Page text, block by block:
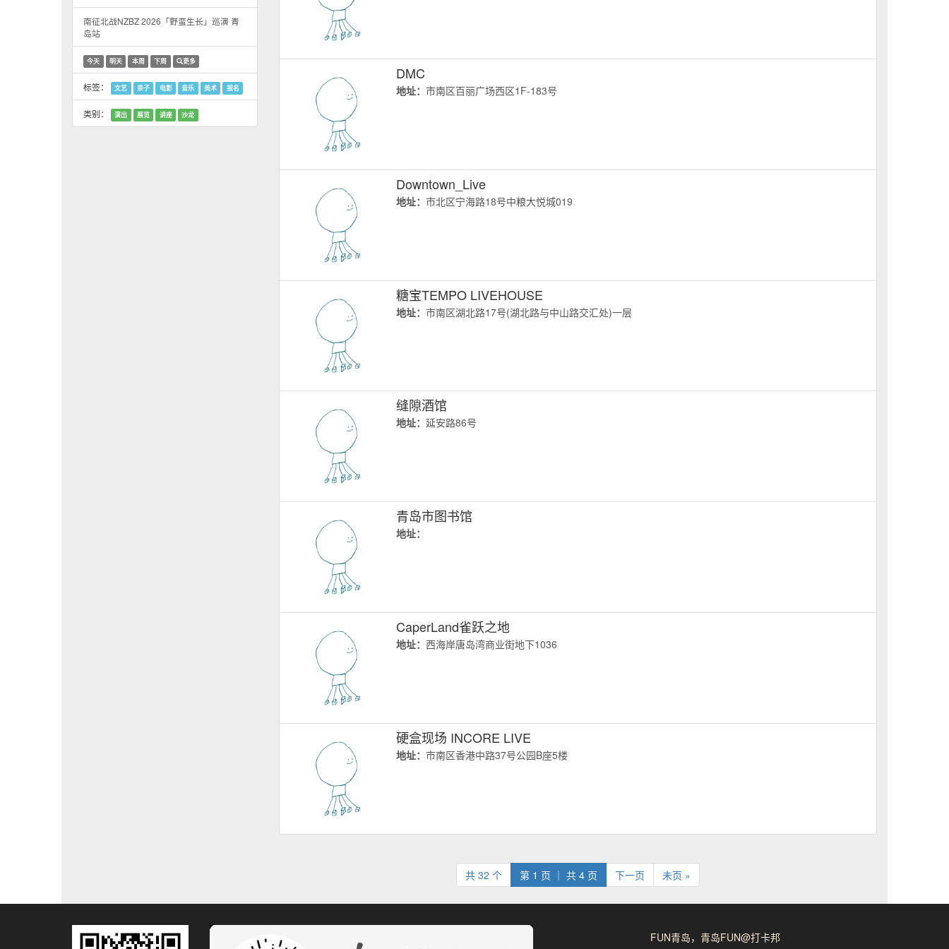
南征北战NZBZ 2026「野蛮生长」巡演 青
岛站
今天 明天 本周 下周 更多
标签： 文艺 亲子 电影 音乐 美术 报名
类别： 演出 展览 讲座 沙龙
DMC
地址：市南区百丽广场西区1F-183号
Downtown_Live
地址：市北区宁海路18号中粮大悦城019
糖宝TEMPO LIVEHOUSE
地址：市南区湖北路17号(湖北路与中山路交汇处)一层
缝隙酒馆
地址：延安路86号
青岛市图书馆
地址：
CaperLand雀跃之地
地址：西海岸唐岛湾商业街地下1036
硬盒现场 INCORE LIVE
地址：市南区香港中路37号公园B座5楼
共 32 个 第 1 页 ｜ 共 4 页(current)
下一页 未页 »
FUN青岛，青岛FUN@打卡邦